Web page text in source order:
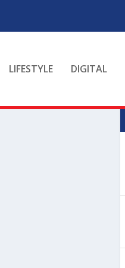
LIFESTYLE DIGITAL